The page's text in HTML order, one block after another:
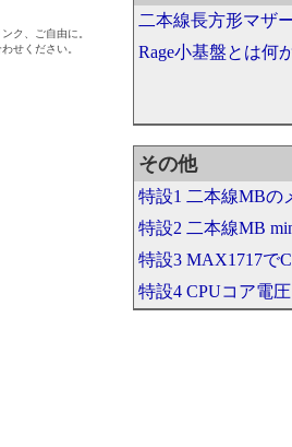
ク、ご自由に。
せください。
二本線長方形マザ
Rage小基盤とは何
その他
特設1 二本線MBの
特設2 二本線MB
特設3 MAX1717で
特設4 CPUコア電